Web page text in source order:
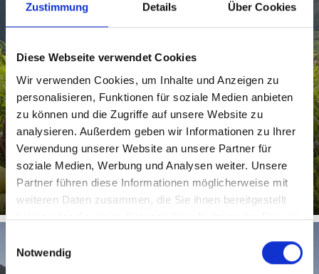
Zustimmung Details Über Cookies
Diese Webseite verwendet Cookies
Wir verwenden Cookies, um Inhalte und Anzeigen zu
personalisieren, Funktionen für soziale Medien anbieten
zu können und die Zugriffe auf unsere Website zu
analysieren. Außerdem geben wir Informationen zu Ihrer
Verwendung unserer Website an unsere Partner für
soziale Medien, Werbung und Analysen weiter. Unsere
Partner führen diese Informationen möglicherweise mit
weiteren Daten zusammen, die Sie ihnen bereitgestellt
haben oder die sie im Rahmen Ihrer Nutzung der Dienste
Notwendig
Obst- & Gemüsegärten prägen das Landschaftsbild im
oberen Vinschgau. Hier gedeihen Salate, Kohl und Korn,
aber auch ...